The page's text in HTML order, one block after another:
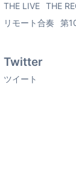
THE LIVE THE
リモート合奏
第
Twitter
ツイート